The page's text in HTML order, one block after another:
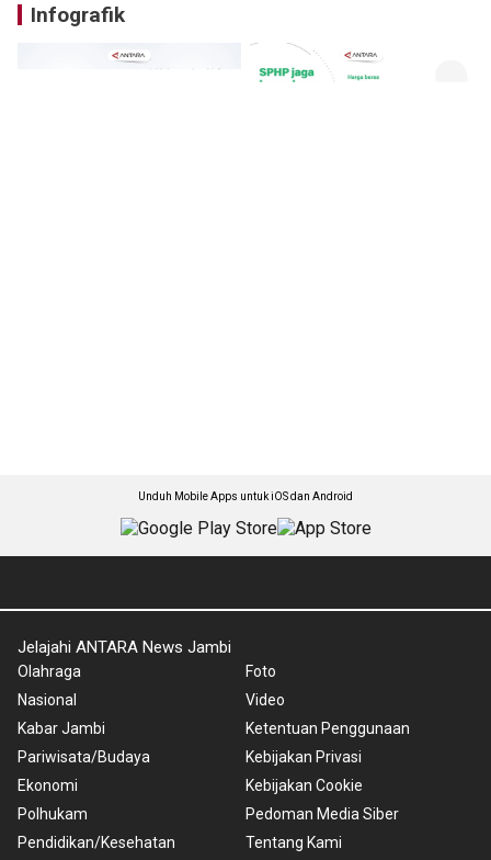
Infografik
Unduh Mobile Apps untuk iOS dan Android
Jelajahi ANTARA News Jambi
Olahraga
Nasional
Kabar Jambi
Pariwisata/Budaya
Ekonomi
Polhukam
Pendidikan/Kesehatan
Foto
Video
Ketentuan Penggunaan
Kebijakan Privasi
Kebijakan Cookie
Pedoman Media Siber
Tentang Kami